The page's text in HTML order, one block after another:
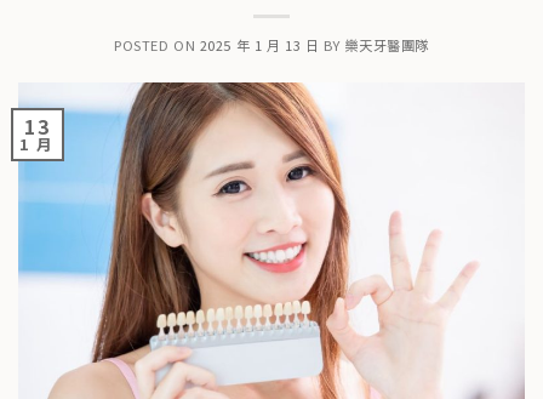
POSTED ON 2025 年 1 月 13 日 BY 樂天牙醫團隊
13
1 月